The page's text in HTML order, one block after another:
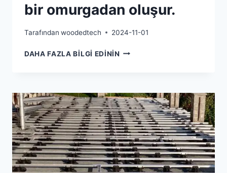
bir omurgadan oluşur.
Tarafından woodedtech 2024-11-01
DAHA FAZLA BILGI EDININ ZEMIN
TEMEL
OLARAK
YÜKSEKLIĞI
AYARLANABILIR
BIR
TABAN
VE
ALÜMINYUM